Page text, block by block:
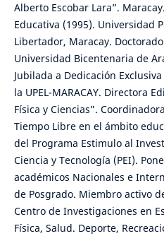
Alberto Escobar Lara”.
Educativa (1995). Universidad
Libertador, Maracay.
Universidad Bicentenaria de
Jubilada a Dedicación
la UPEL-MARACAY. Directora
Física y Ciencias”.
Tiempo Libre en el ámbito
del Programa Estimulo al
Ciencia y Tecnología (PEI).
académicos Nacionales e
de Posgrado. Miembro activo
Centro de Investigaciones en
Física, Salud. Deporte,